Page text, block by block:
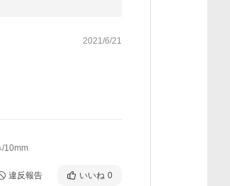
2021/6/21
/10mm
違反報告 いいね 0